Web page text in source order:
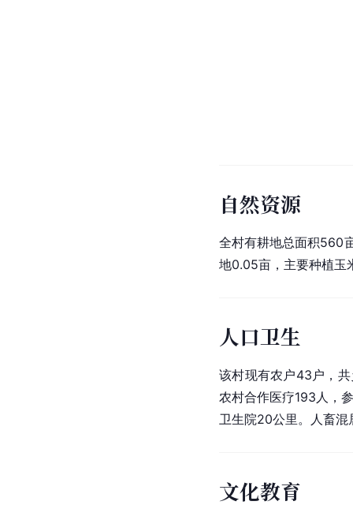
自然资源
全村有耕地总面积560
地0.05亩，主要种植玉
人口卫生
该村现有农户43户，
农村合作医疗193人，
卫生院20公里。人畜
文化教育